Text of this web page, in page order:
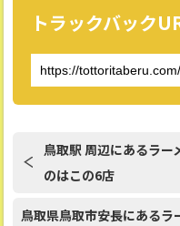
トラックバック
鳥取駅 周辺にあるラー
のはこの6店
鳥取県鳥取市安長にあるラ